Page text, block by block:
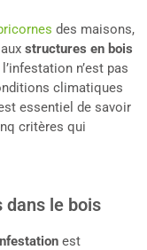
des maisons,
structures en bois
n’est pas
climatiques
essentiel de savoir
critères qui
dans le bois
est